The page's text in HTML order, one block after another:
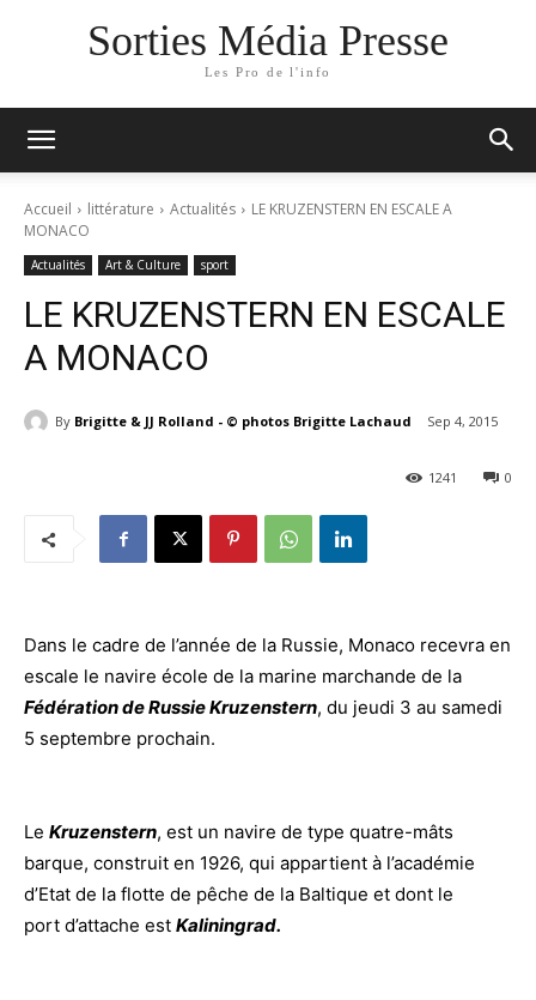
Sorties Média Presse
Les Pro de l'info
Accueil littérature Actualités
LE KRUZENSTERN EN ESCALE A
MONACO
Actualités Art & Culture sport
LE KRUZENSTERN EN ESCALE
A MONACO
By Brigitte & JJ Rolland - © photos Brigitte Lachaud Sep 4, 2015
0
1241
Dans le cadre de l’année de la Russie, Monaco recevra en
escale le navire école de la marine marchande de la
Fédération de Russie Kruzenstern, du jeudi 3 au samedi
5 septembre prochain.
Le Kruzenstern, est un navire de type quatre-mâts
barque, construit en 1926, qui appartient à l’académie
d’Etat de la flotte de pêche de la Baltique et dont le
port d’attache est Kaliningrad.